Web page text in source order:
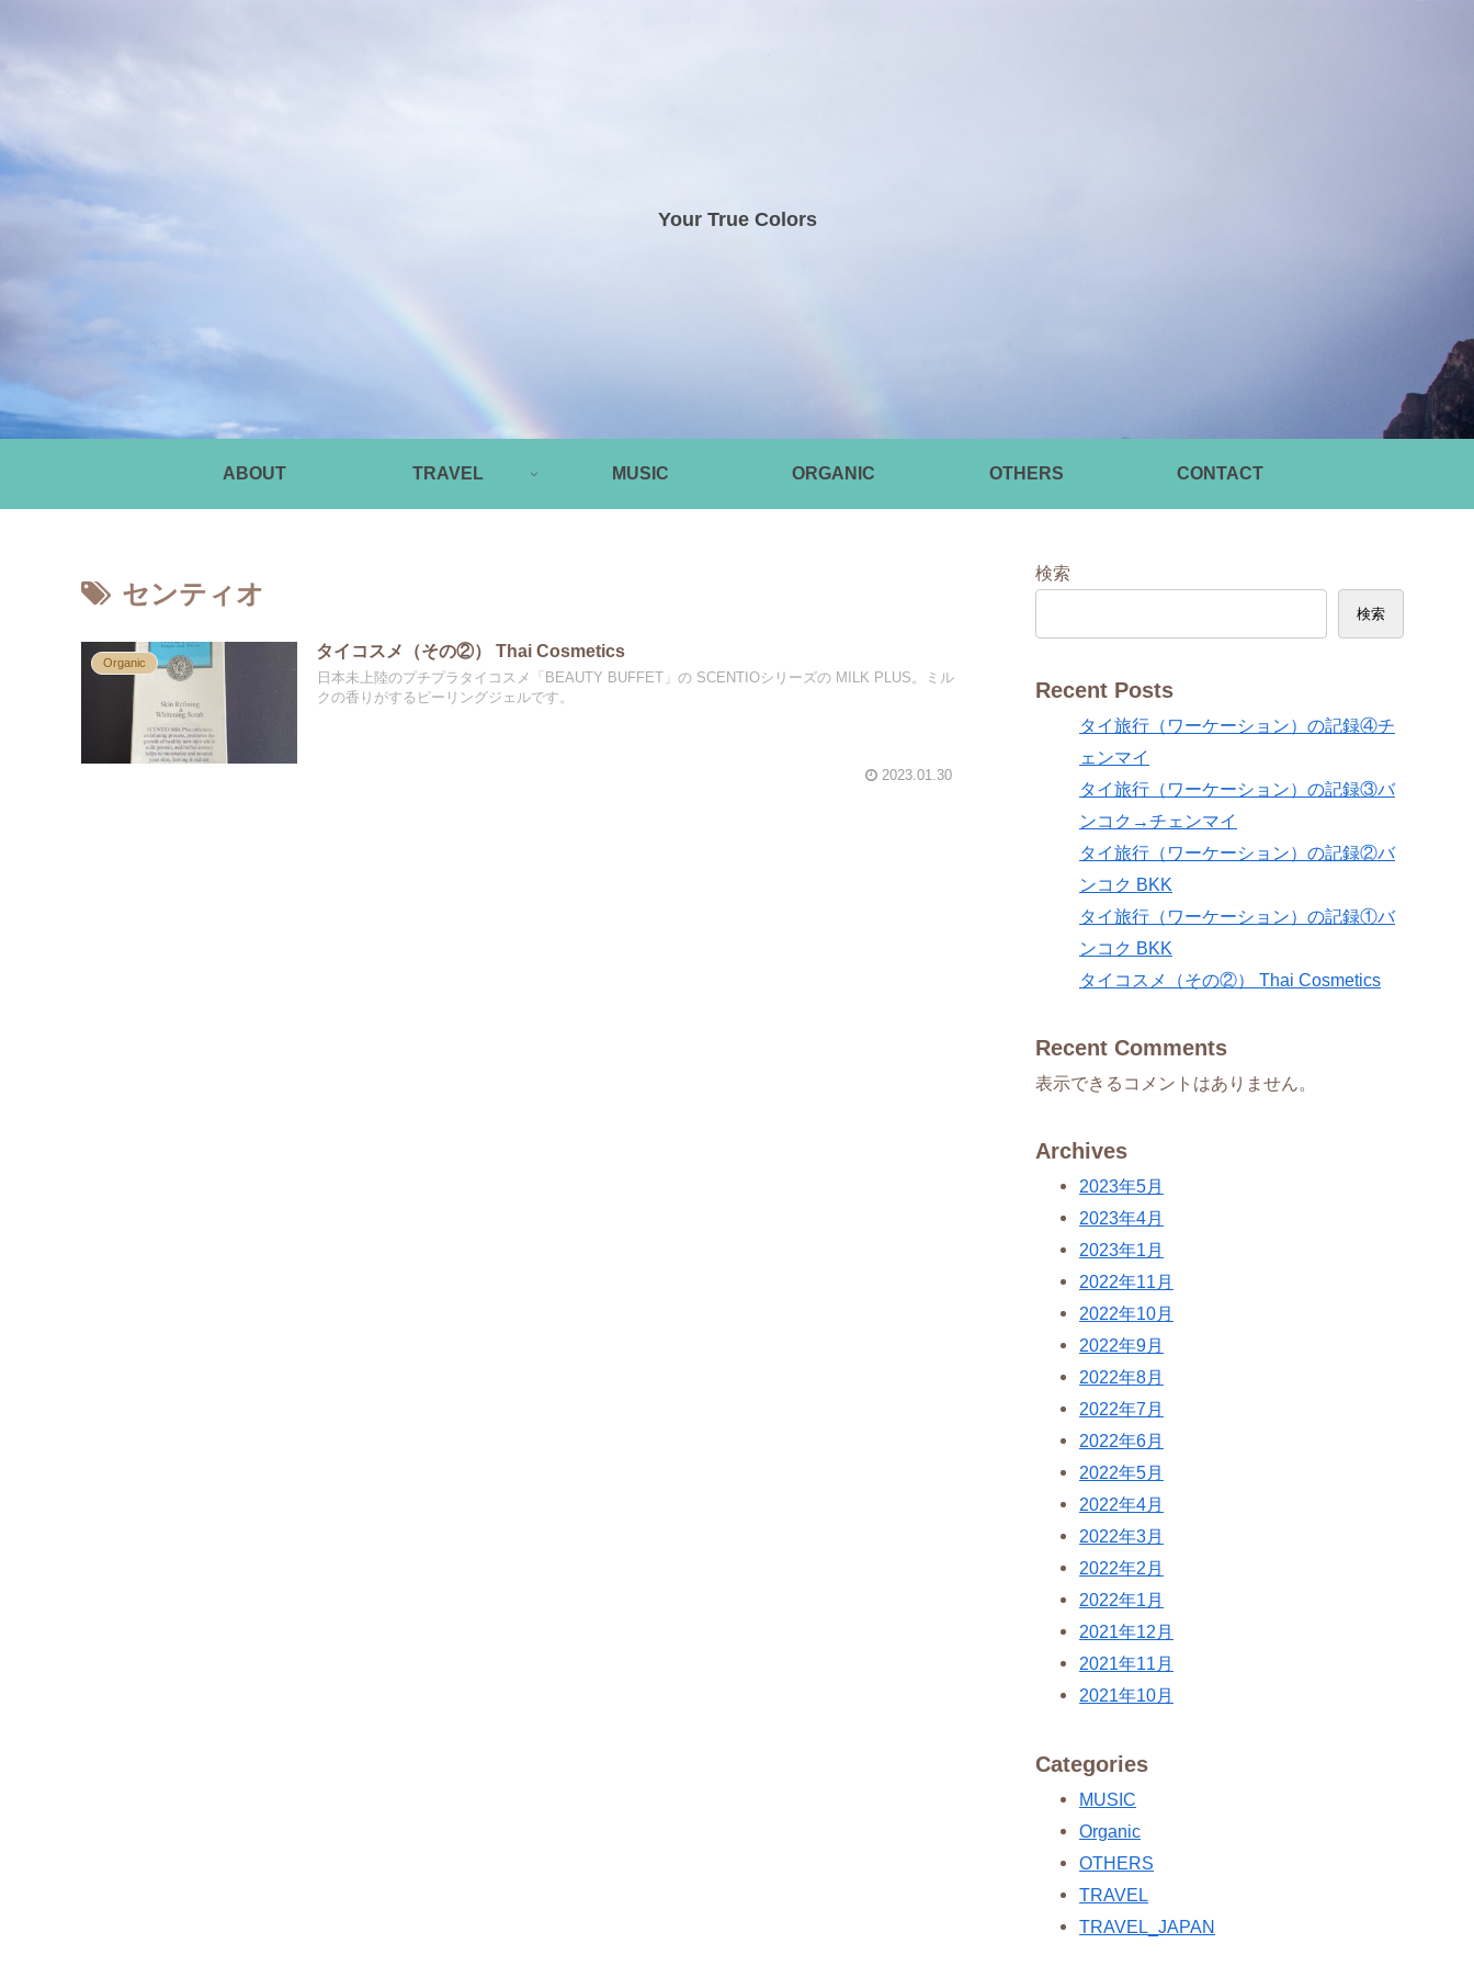
Your True Colors
ABOUT TRAVEL MUSIC ORGANIC OTHERS CONTACT
センティオ
Organic
タイコスメ（その②） Thai Cosmetics
日本未上陸のプチプラタイコスメ「BEAUTY BUFFET」の SCENTIOシリーズの MILK PLUS。ミル
クの香りがするピーリングジェルです。
2023.01.30
検索
検索
Recent Posts
タイ旅行（ワーケーション）の記録④チ
ェンマイ
タイ旅行（ワーケーション）の記録③バ
ンコク→チェンマイ
タイ旅行（ワーケーション）の記録②バ
ンコク BKK
タイ旅行（ワーケーション）の記録①バ
ンコク BKK
タイコスメ（その②） Thai Cosmetics
Recent Comments
表示できるコメントはありません。
Archives
2023年5月
2023年4月
2023年1月
2022年11月
2022年10月
2022年9月
2022年8月
2022年7月
2022年6月
2022年5月
2022年4月
2022年3月
2022年2月
2022年1月
2021年12月
2021年11月
2021年10月
Categories
MUSIC
Organic
OTHERS
TRAVEL
TRAVEL_JAPAN